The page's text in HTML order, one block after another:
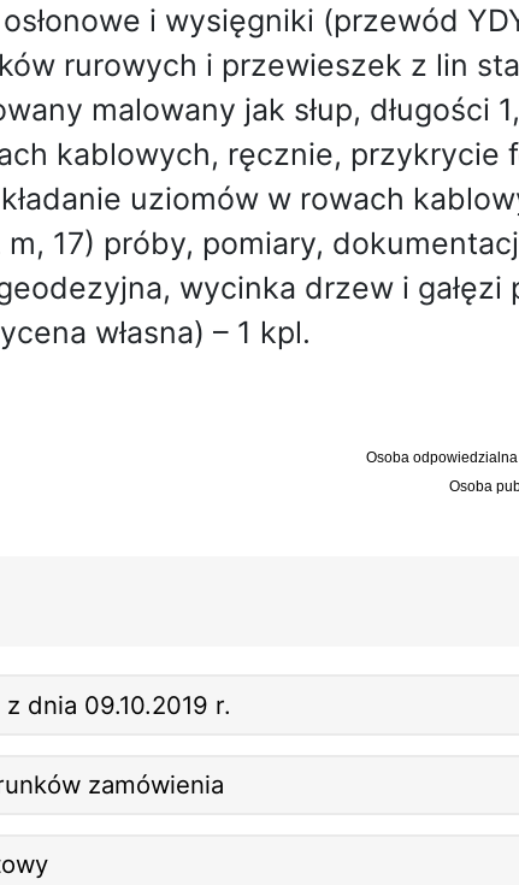
i wysięgniki (przewód
rurowych i przewieszek z lin
malowany jak słup, długości
kablowych, ręcznie, przykrycie
uziomów w rowach
17) próby, pomiary,
wycinka drzew i gałęzi
własna) – 1 kpl.
Osoba
Osoba
dnia 09.10.2019 r.
zamówienia